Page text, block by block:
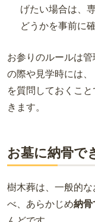
げたい場合は、
どうかを事前に
お参りのルールは
の際や見学時には、
を質問しておくこ
きます。
お墓に納骨で
樹木葬は、一般的
べ、あらかじめ納骨